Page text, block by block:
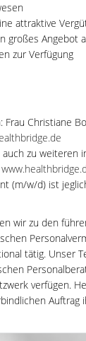
attraktive
großes Angebot
zur Verfügung
Frau Christiane
zu weiteren
(m/w/d) ist
wir zu den
tätig. Unser
verfügen.
Auftrag